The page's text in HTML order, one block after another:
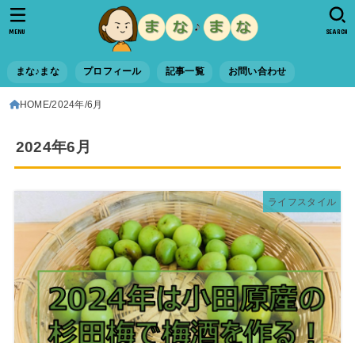
まな♪まな プロフィール 記事一覧 お問い合わせ
SEARCH
MENU
HOME 2024年 6月
2024年6月
ライフスタイル